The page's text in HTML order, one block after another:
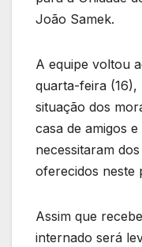
João Samek.
A equipe voltou
quarta-feira
situação dos
casa de amigos
necessitaram
oferecidos neste
Assim que
internado será